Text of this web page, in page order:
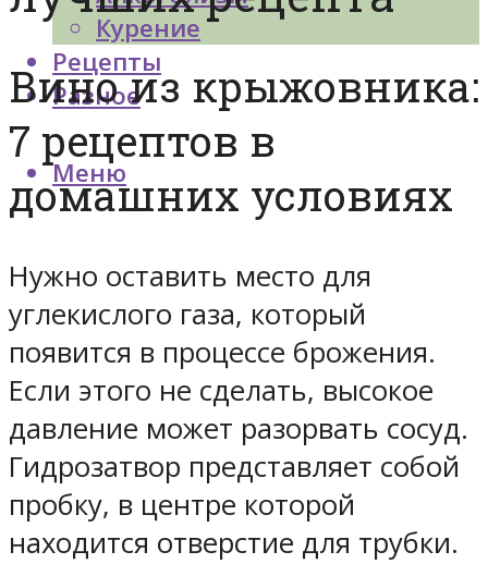
Курение
Рецепты
Разное
Меню
Вино из крыжовника:
7 рецептов в
домашних условиях
Нужно оставить место для
углекислого газа, который
появится в процессе брожения.
Если этого не сделать, высокое
давление может разорвать сосуд.
Гидрозатвор представляет собой
пробку, в центре которой
находится отверстие для трубки.